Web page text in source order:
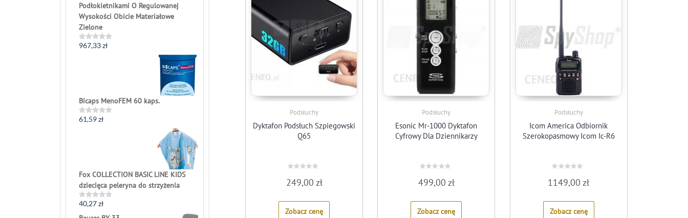
Podsłuchy
Dyktafon Podsłuch Szpiegowski
Q65
0
out
5
249,00 zł
Zobacz cenę
Podsłuchy
Esonic Mr-1000 Dyktafon
Cyfrowy Dla Dziennikarzy
0
out
5
499,00 zł
Zobacz cenę
Podsłuchy
Icom America Odbiornik
Szerokopasmowy Icom Ic-R6
0
out
5
1149,00zł
Zobacz cenę
Podłokietnikami O Regulowanej
Wysokości Obicie Materiałowe
Zielone
Rated
967,33zł
Bicaps MenoFEM 60 kaps.
Rated
61,59zł
Fox COLLECTION BASIC LINE KIDS
dziecięca peleryna do strzyżenia
Rated
40,27zł